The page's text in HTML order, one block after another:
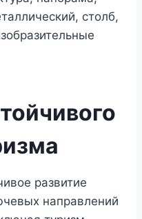
развитие
направлений